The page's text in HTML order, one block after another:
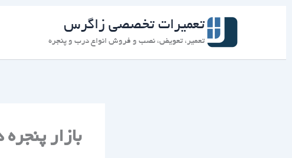
تعمیرات تخصصی زاگرس
تعمیر، تعویض، نصب و فروش انواع درب و پنجره
بازار